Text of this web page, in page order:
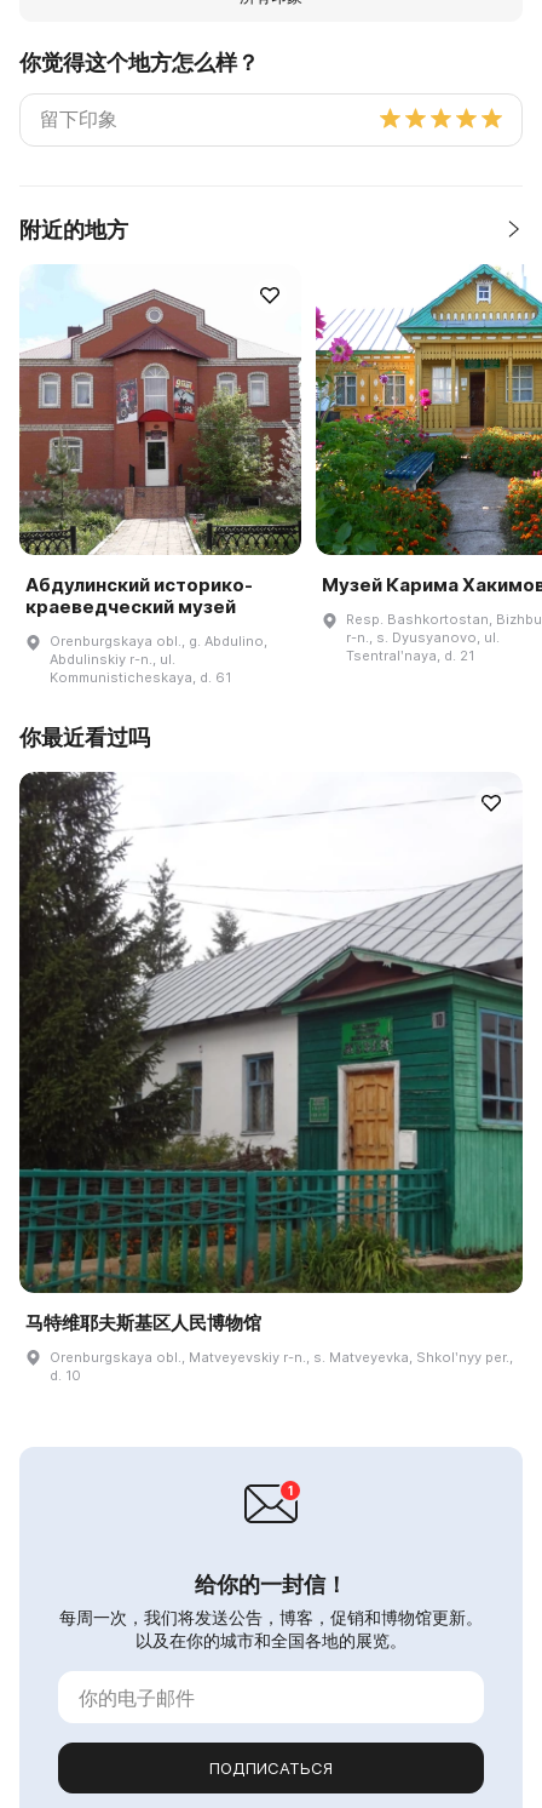
你觉得这个地方怎么样？
附近的地方
Абдулинский историко-
краеведческий музей
Orenburgskaya obl., g. Abdulino,
Abdulinskiy r-n., ul.
Kommunisticheskaya, d. 61
Музей Карима
Resp. Bashkortostan,
r-n., s. Dyusyanovo, ul.
Tsentralʹnaya, d. 21
你最近看过吗
马特维耶夫斯基区人民博物馆
Orenburgskaya obl., Matveyevskiy r-n., s. Matveyevka, Shkolʹnyy per.,
d. 10
给你的一封信！
每周一次，我们将发送公告，博客，促销和博物馆更新。
以及在你的城市和全国各地的展览。
ПОДПИСАТЬСЯ